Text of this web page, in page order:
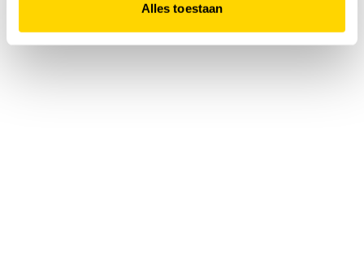
Alles toestaan